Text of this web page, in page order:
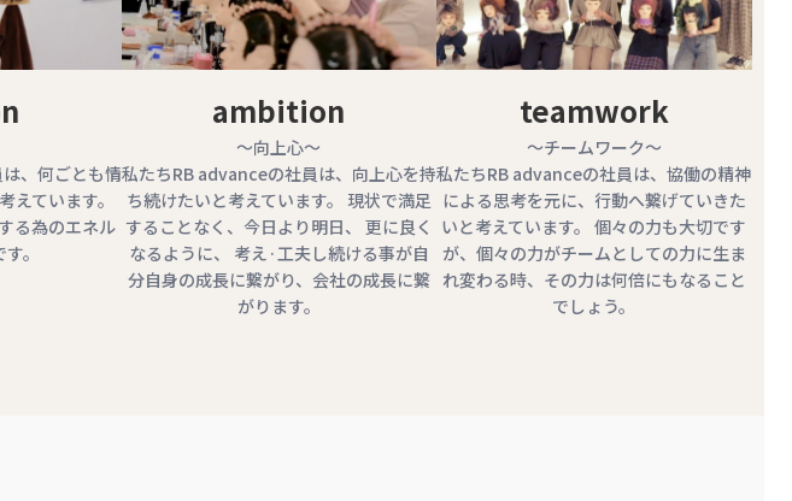
、何ごとも情
えています。
る為のエネル
。
ambition
～向上心～
私たちRB advanceの社員は、向上心を持
ち続けたいと考えています。 現状で満足
することなく、今日より明日、 更に良く
なるように、 考え·工夫し続ける事が自
分自身の成長に繋がり、会社の成長に繋
がります。
teamwork
～チームワーク～
私たちRB advanceの社員は、協働の精神
による思考を元に、行動へ繋げていきた
いと考えています。 個々の力も大切です
が、個々の力がチームとしての力に生ま
れ変わる時、その力は何倍にもなること
でしょう。